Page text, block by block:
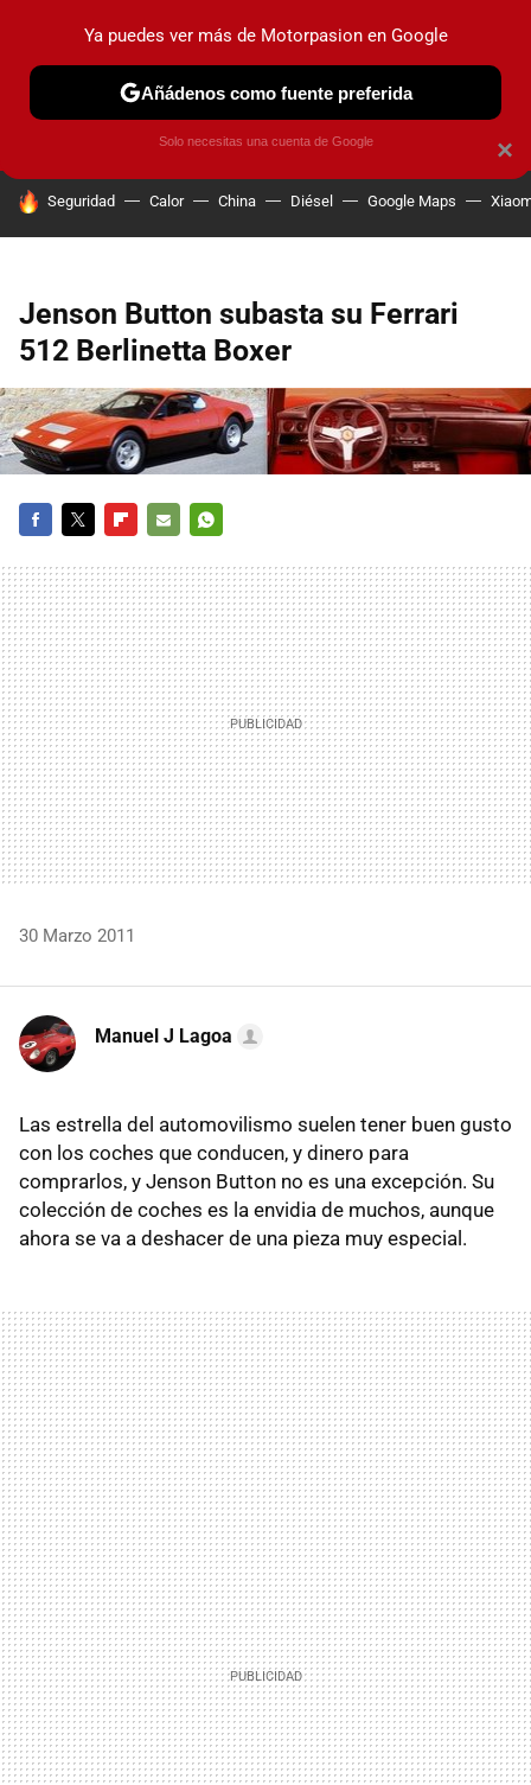
PRUEBAS COCHES ELÉCTRICOS OBSERVATORIO
HOY SE HABLA DE
Seguridad Calor China Diésel Google Maps
Jenson Button subasta su Ferrari
512 Berlinetta Boxer
MAIL
30 Marzo 2011
Manuel J Lagoa
Las estrella del automovilismo suelen tener buen gusto
con los coches que conducen, y dinero para
comprarlos, y Jenson Button no es una excepción. Su
colección de coches es la envidia de muchos, aunque
ahora se va a deshacer de una pieza muy especial.
×
Ya puedes ver más de Motorpasion en Google
Añádenos como fuente preferida
Solo necesitas una cuenta de Google